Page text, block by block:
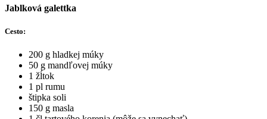
Jablková galettka
Cesto:
200 g hladkej múky
50 g mandľovej múky
1 žĺtok
1 pl rumu
štipka soli
150 g masla